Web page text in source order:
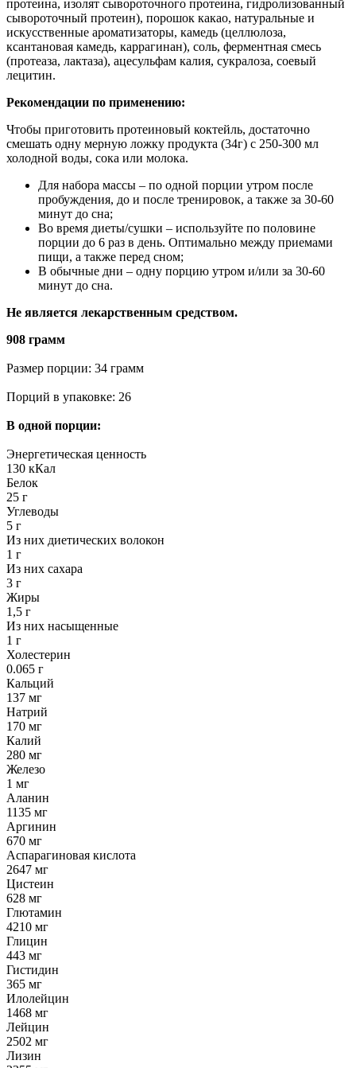
протеина, изолят сывороточного протеина, гидролизованный
сывороточный протеин), порошок какао, натуральные и
искусственные ароматизаторы, камедь (целлюлоза,
ксантановая камедь, каррагинан), соль, ферментная смесь
(протеаза, лактаза), ацесульфам калия, сукралоза, соевый
лецитин.
Рекомендации по применению:
Чтобы приготовить протеиновый коктейль, достаточно
смешать одну мерную ложку продукта (34г) с 250-300 мл
холодной воды, сока или молока.
Для набора массы – по одной порции утром после
пробуждения, до и после тренировок, а также за 30-60
минут до сна;
Во время диеты/сушки – используйте по половине
порции до 6 раз в день. Оптимально между приемами
пищи, а также перед сном;
В обычные дни – одну порцию утром и/или за 30-60
минут до сна.
Не является лекарственным средством.
908 грамм
Размер порции: 34 грамм
Порций в упаковке: 26
В одной порции:
Энергетическая ценность
130 кКал
Белок
25 г
Углеводы
5 г
Из них диетических волокон
1 г
Из них сахара
3 г
Жиры
1,5 г
Из них насыщенные
1 г
Холестерин
0.065 г
Кальций
137 мг
Натрий
170 мг
Калий
280 мг
Железо
1 мг
Аланин
1135 мг
Аргинин
670 мг
Аспарагиновая кислота
2647 мг
Цистеин
628 мг
Глютамин
4210 мг
Глицин
443 мг
Гистидин
365 мг
Илолейцин
1468 мг
Лейцин
2502 мг
Лизин